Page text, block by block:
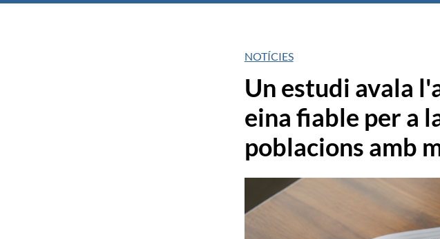
NOTÍCIES
Un estudi avala
eina fiable per a
poblacions amb